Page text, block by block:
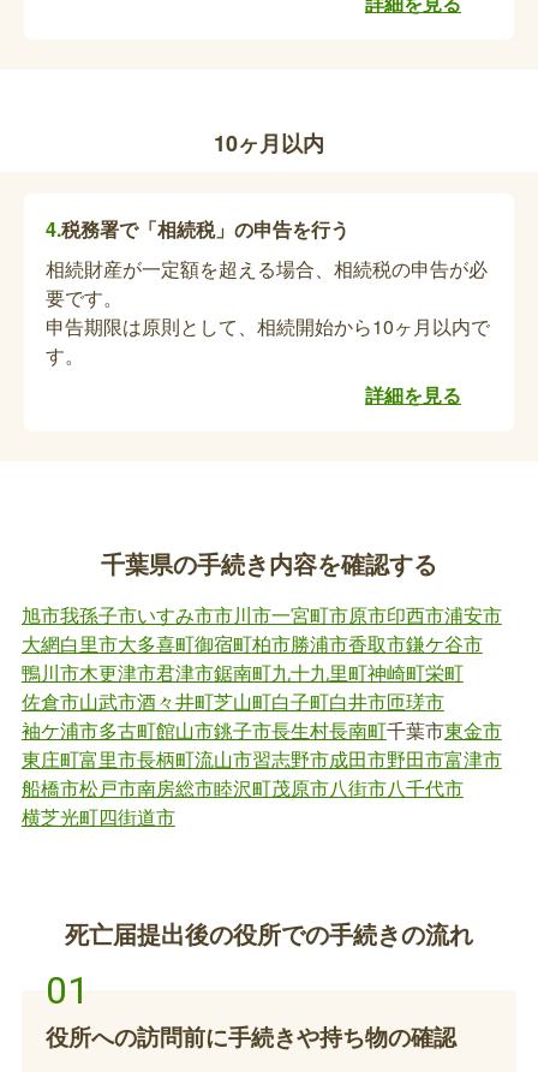
提出が必要となります。直接担当課に提出する場合
納
亡くなった方が特定医療費（指定難病）受給者証を
持っていた場合、返納が必要です。
保育所などの手続き（死亡関連手続き）
子どもルームの手続き（死亡関連手続き）
子どもルーム入所児童またはその保護者が亡くなっ
た場合には、退所の届出または保護者の変更届の提
出が必要となります。直接担当課に提出する場合
は、事前に担当課までお問い合わせください。
児童手当の受給者変更・資格喪失などの手続
き（死亡関連手続き）
受給者または、支給対象児童が亡くなった場合に
ださい。
支払手当の請求）の届出（死亡関連手続き）
児童扶養手当の受給者または、支給対象児童が亡く
10ヶ月以内
税務署で「相続税」の申告を行う
相続財産が一定額を超える場合、相続税の申告が必
要です。
申告期限は原則として、相続開始から10ヶ月以内で
す。
詳細を見る
千葉県の手続き内容を確認する
旭市我孫子市いすみ市市川市一宮町市原市印西市浦安市
大網白里市大多喜町御宿町柏市勝浦市香取市鎌ケ谷市
鴨川市木更津市君津市鋸南町九十九里町神崎町栄町
佐倉市山武市酒々井町芝山町白子町白井市匝瑳市
袖ケ浦市多古町館山市銚子市長生村長南町千葉市東金市
東庄町富里市長柄町流山市習志野市成田市野田市富津市
船橋市松戸市南房総市睦沢町茂原市八街市八千代市
横芝光町四街道市
死亡届提出後の役所での手続きの流れ
役所への訪問前に手続きや持ち物の確認